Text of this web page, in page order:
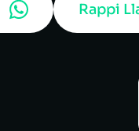
Rappi